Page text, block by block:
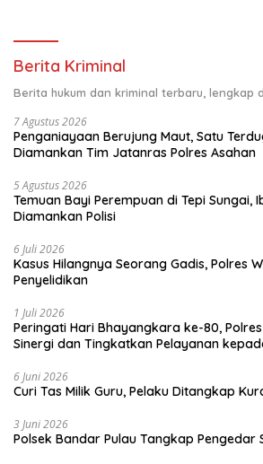
Berita Kriminal
Berita hukum dan kriminal terbaru, lengkap
7 Agustus 2026
Penganiayaan Berujung Maut, Satu
Diamankan Tim Jatanras Polres Asahan
5 Agustus 2026
Temuan Bayi Perempuan di Tepi Sungai,
Diamankan Polisi
6 Juli 2026
Kasus Hilangnya Seorang Gadis, Polres
Penyelidikan
1 Juli 2026
Peringati Hari Bhayangkara ke-80,
Sinergi dan Tingkatkan Pelayanan
6 Juni 2026
Curi Tas Milik Guru, Pelaku Ditangkap
3 Juni 2026
Polsek Bandar Pulau Tangkap Pengedar